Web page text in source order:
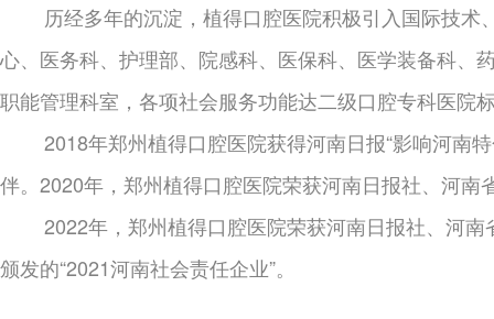
历经多年的沉淀，植得口腔医院积极引入国际技
心、医务科、护理部、院感科、医保科、医学装备科、
职能管理科室，各项社会服务功能达二级口腔专科医院
2018年郑州植得口腔医院获得河南日报“影响河南
伴。2020年，郑州植得口腔医院荣获河南日报社、河南
2022年，郑州植得口腔医院荣获河南日报社、河
颁发的“2021河南社会责任企业”。